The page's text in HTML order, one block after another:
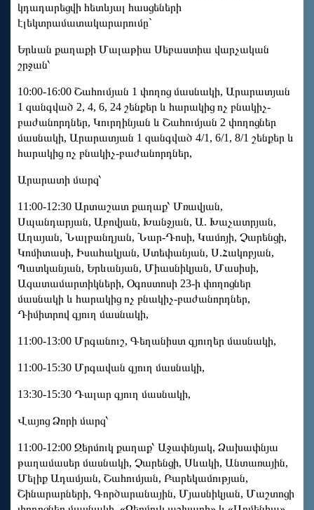
կդադարեցվի հետևյալ հասցեների
էլեկտրամատակարարումը`
Երևան քաղաքի Մալաթիա Սեբաստիա վարչական
շրջան՝
10:00-16:00 Շահումյան 1 փողոց մասնակի, Արարատյան
1 զանգված 2, 4, 6, 24 շենքեր և հարակից ոչ բնակիչ-
բաժանորդներ, Կուրղինյան և Շահումյան 2 փողոցներ
մասնակի, Արարատյան 1 զանգված 4/1, 6/1, 8/1 շենքեր և
հարակից ոչ բնակիչ-բաժանորդներ,
Արարատի մարզ՝
11:00-12:30 Արտաշատ քաղաք՝ Մռավյան,
Սպանդարյան, Աբովյան, Խանջյան, Ա. Խաչատրյան,
Աղայան, Նալբանդյան, Նար-Դոսի, Կամոյի, Չարենցի,
Կոմիտասի, Իսահակյան, Ստեփանյան, Ս.Հակոբյան,
Պատկանյան, Երևանյան, Միասնիկյան, Մասիսի,
Ազատամարտիկների, Օգոստոսի 23-ի փողոցներ
մասնակի և հարակից ոչ բնակիչ-բաժանորդներ,
Դիմիտրով գյուղ մասնակի,
11:00-13:00 Մրգանուշ, Գեղանիստ գյուղեր մասնակի,
11:00-15:30 Մրգավան գյուղ մասնակի,
13:30-15:30 Դալար գյուղ մասնակի,
Վայոց Ձորի մարզ՝
11:00-12:00 Ջերմուկ քաղաք՝ Աջափնյակ, Ձախափնյա
թաղամասեր մասնակի, Չարենցի, Սևակի, Անտառային,
Մելիք Ադամյան, Շահումյան, Բարեկամության,
Շինարարների, Գործարանային, Մյասնիկյան, Մաշտոցի